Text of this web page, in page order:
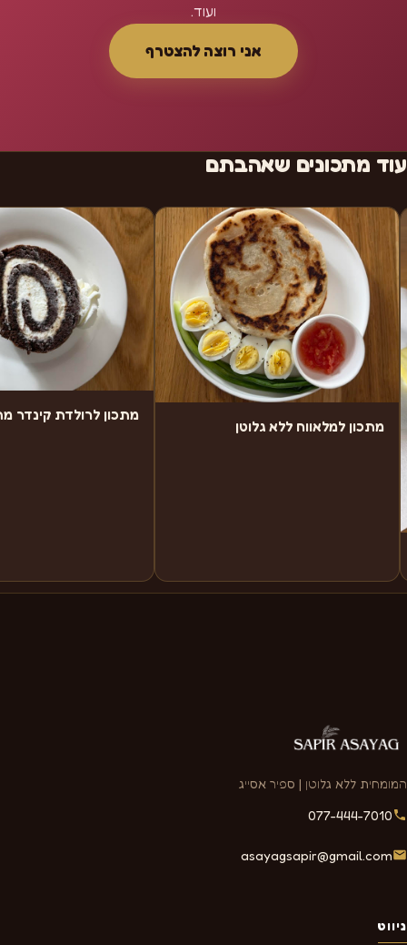
ועוד.
אני רוצה להצטרף
עוד מתכונים שאהבתם
מתכון למלאווח ללא גלוטן
מתכון לרולדת קינדר
המומחית ללא גלוטן | ספיר אסייג
077-444-7010
asayagsapir@gmail.com
ניווט